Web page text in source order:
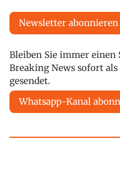
Newsletter abonnieren
Bleiben Sie immer
Breaking News sofort
gesendet.
Whatsapp-Kanal